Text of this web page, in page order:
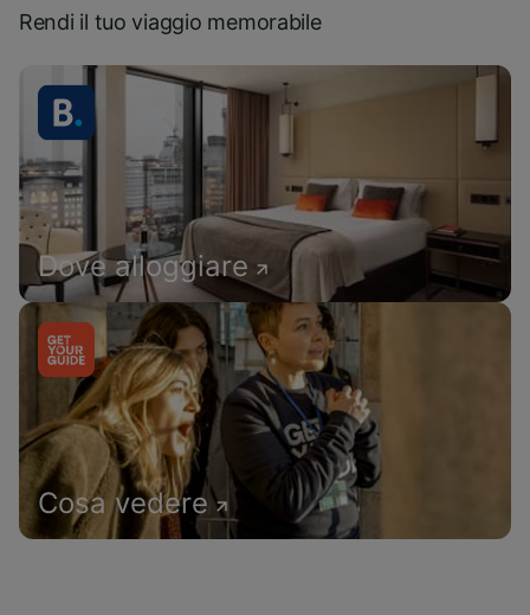
Rendi il tuo viaggio memorabile
Dove alloggiare
Cosa vedere